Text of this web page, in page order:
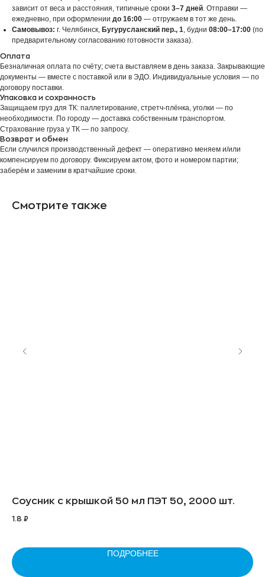
зависит от веса и расстояния, типичные сроки 3–7 дней. Отправки —
ежедневно, при оформлении до 16:00 — отгружаем в тот же день.
Самовывоз: г. Челябинск, Бугурусланский пер., 1, будни 08:00–17:00 (по
предварительному согласованию готовности заказа).
Оплата
Безналичная оплата по счёту; счета выставляем в день заказа. Закрывающие
документы — вместе с поставкой или в ЭДО. Индивидуальные условия — по
договору поставки.
Упаковка и сохранность
Защищаем груз для ТК: паллетирование, стретч-плёнка, уголки — по
необходимости. По городу — доставка собственным транспортом.
Страхование груза у ТК — по запросу.
Возврат и обмен
Если случился производственный дефект — оперативно меняем и/или
компенсируем по договору. Фиксируем актом, фото и номером партии;
заберём и заменим в кратчайшие сроки.
Смотрите также
Соусник с крышкой 50 мл ПЭТ 50, 2000 шт.
1.8 ₽
ПОДРОБНЕЕ